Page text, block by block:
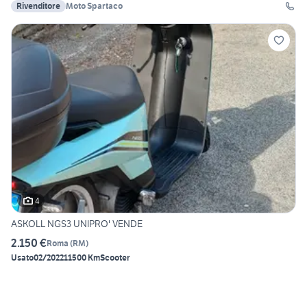
Rivenditore Moto Spartaco
4
ASKOLL NGS3 UNIPRO' VENDE
2.150 €Roma (RM)
Usato02/202211500 KmScooter